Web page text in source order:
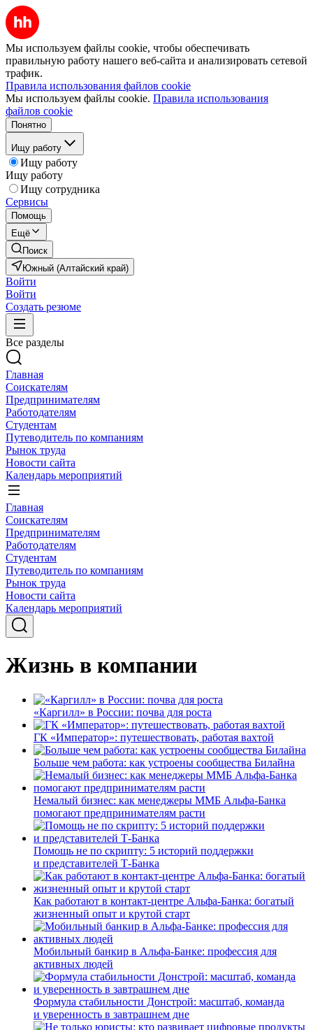
Мы используем файлы cookie, чтобы обеспечивать
правильную работу нашего веб-сайта и анализировать сетевой
трафик.
Правила использования файлов cookie
Мы используем файлы cookie. Правила использования
файлов cookie
Понятно
Ищу работу
Ищу работу
Ищу работу
Ищу сотрудника
Сервисы
Помощь
Ещё
Поиск
Южный (Алтайский край)
Войти
Войти
Создать резюме
Все разделы
Главная
Соискателям
Предпринимателям
Работодателям
Студентам
Путеводитель по компаниям
Рынок труда
Новости сайта
Календарь мероприятий
Главная
Соискателям
Предпринимателям
Работодателям
Студентам
Путеводитель по компаниям
Рынок труда
Новости сайта
Календарь мероприятий
Жизнь в компании
«Каргилл» в России: почва для роста
ГК «Император»: путешествовать, работая вахтой
Больше чем работа: как устроены сообщества Билайна
Немалый бизнес: как менеджеры ММБ Альфа-Банка
помогают предпринимателям расти
Помощь не по скрипту: 5 историй поддержки
и представителей Т-Банка
Как работают в контакт-центре Альфа-Банка: богатый
жизненный опыт и крутой старт
Мобильный банкир в Альфа-Банке: профессия для
активных людей
Формула стабильности Донстрой: масштаб, команда
и уверенность в завтрашнем дне